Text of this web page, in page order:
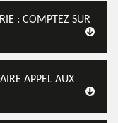
: COMPTEZ SUR
APPEL AUX